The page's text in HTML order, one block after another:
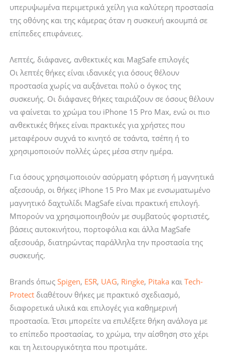
υπερυψωμένα περιμετρικά χείλη για καλύτερη προστασία
της οθόνης και της κάμερας όταν η συσκευή ακουμπά σε
επίπεδες επιφάνειες.
Λεπτές, διάφανες, ανθεκτικές και MagSafe επιλογές
Οι λεπτές θήκες είναι ιδανικές για όσους θέλουν
προστασία χωρίς να αυξάνεται πολύ ο όγκος της
συσκευής. Οι διάφανες θήκες ταιριάζουν σε όσους θέλουν
να φαίνεται το χρώμα του iPhone 15 Pro Max, ενώ οι πιο
ανθεκτικές θήκες είναι πρακτικές για χρήστες που
μεταφέρουν συχνά το κινητό σε τσάντα, τσέπη ή το
χρησιμοποιούν πολλές ώρες μέσα στην ημέρα.
Για όσους χρησιμοποιούν ασύρματη φόρτιση ή μαγνητικά
αξεσουάρ, οι θήκες iPhone 15 Pro Max με ενσωματωμένο
μαγνητικό δαχτυλίδι MagSafe είναι πρακτική επιλογή.
Μπορούν να χρησιμοποιηθούν με συμβατούς φορτιστές,
βάσεις αυτοκινήτου, πορτοφόλια και άλλα MagSafe
αξεσουάρ, διατηρώντας παράλληλα την προστασία της
συσκευής.
Brands όπως Spigen, ESR, UAG, Ringke, Pitakaκαι Tech-
Protectδιαθέτουν θήκες με πρακτικό σχεδιασμό,
διαφορετικά υλικά και επιλογές για καθημερινή
προστασία. Έτσι μπορείτε να επιλέξετε θήκη ανάλογα με
το επίπεδο προστασίας, το χρώμα, την αίσθηση στο χέρι
και τη λειτουργικότητα που προτιμάτε.